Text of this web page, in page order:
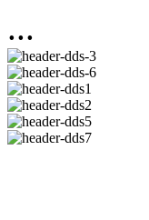
...